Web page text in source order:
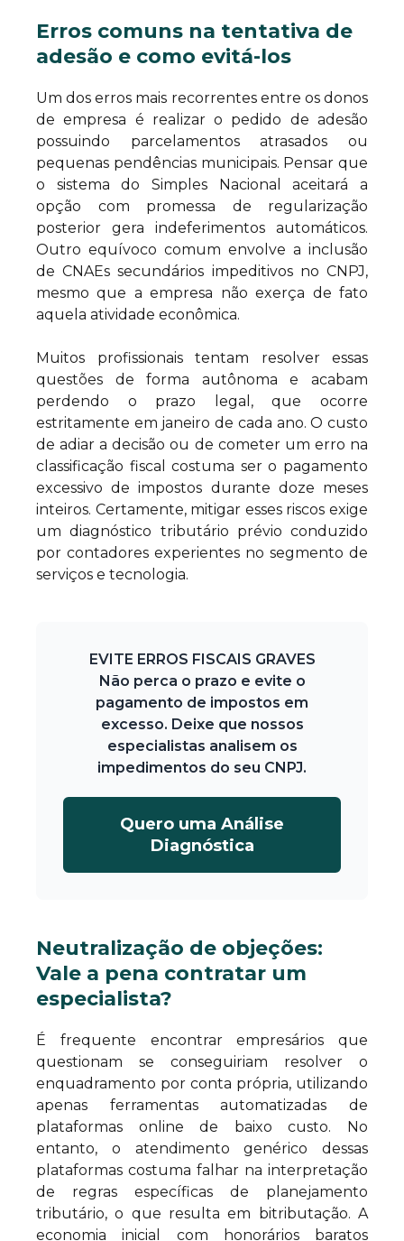
Erros comuns na tentativa de
adesão e como evitá-los
Um dos erros mais recorrentes entre os donos
de empresa é realizar o pedido de adesão
possuindo parcelamentos atrasados ou
pequenas pendências municipais. Pensar que
o sistema do Simples Nacional aceitará a
opção com promessa de regularização
posterior gera indeferimentos automáticos.
Outro equívoco comum envolve a inclusão
de CNAEs secundários impeditivos no CNPJ,
mesmo que a empresa não exerça de fato
aquela atividade econômica.
Muitos profissionais tentam resolver essas
questões de forma autônoma e acabam
perdendo o prazo legal, que ocorre
estritamente em janeiro de cada ano. O custo
de adiar a decisão ou de cometer um erro na
classificação fiscal costuma ser o pagamento
excessivo de impostos durante doze meses
inteiros. Certamente, mitigar esses riscos exige
um diagnóstico tributário prévio conduzido
por contadores experientes no segmento de
serviços e tecnologia.
EVITE ERROS FISCAIS GRAVES
Não perca o prazo e evite o
pagamento de impostos em
excesso. Deixe que nossos
especialistas analisem os
impedimentos do seu CNPJ.
Quero uma Análise
Diagnóstica
Neutralização de objeções:
Vale a pena contratar um
especialista?
É frequente encontrar empresários que
questionam se conseguiriam resolver o
enquadramento por conta própria, utilizando
apenas ferramentas automatizadas de
plataformas online de baixo custo. No
entanto, o atendimento genérico dessas
plataformas costuma falhar na interpretação
de regras específicas de planejamento
tributário, o que resulta em bitributação. A
economia inicial com honorários baratos